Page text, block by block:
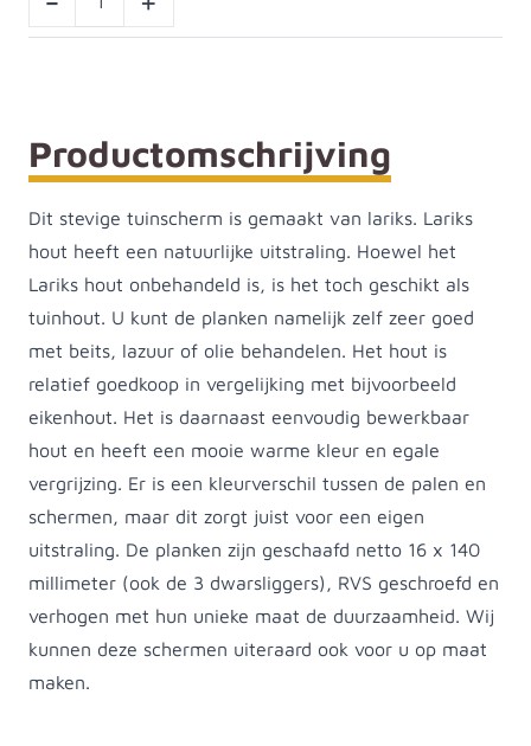
Productomschrijving
Dit stevige tuinscherm is gemaakt van lariks. Lariks
hout heeft een natuurlijke uitstraling. Hoewel het
Lariks hout onbehandeld is, is het toch geschikt als
tuinhout. U kunt de planken namelijk zelf zeer goed
met beits, lazuur of olie behandelen. Het hout is
relatief goedkoop in vergelijking met bijvoorbeeld
eikenhout. Het is daarnaast eenvoudig bewerkbaar
hout en heeft een mooie warme kleur en egale
vergrijzing. Er is een kleurverschil tussen de palen en
schermen, maar dit zorgt juist voor een eigen
uitstraling. De planken zijn geschaafd netto 16 x 140
millimeter (ook de 3 dwarsliggers), RVS geschroefd en
verhogen met hun unieke maat de duurzaamheid. Wij
kunnen deze schermen uiteraard ook voor u op maat
maken.